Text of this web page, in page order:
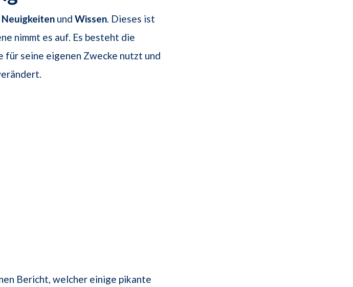
Neuigkeiten und Wissen. Dieses ist
nimmt es auf. Es besteht die
für seine eigenen Zwecke nutzt und
Bericht, welcher einige pikante